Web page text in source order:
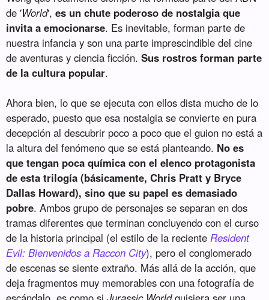
de 'World',es un chute poderoso de nostalgia que
invita a emocionarse. Es inevitable, forman parte de
nuestra infancia y son una parte imprescindible del cine
de aventuras y ciencia ficción.Sus rostros forman parte
de la cultura popular.
Ahora bien, lo que se ejecuta con ellos dista mucho de lo
esperado, puesto que esa nostalgia se convierte en pura
decepción al descubrir poco a poco que el guion no está a
la altura del fenómeno que se está planteando. No es
que tengan poca química con el elenco protagonista
de esta trilogía (básicamente, Chris Pratt y Bryce
Dallas Howard), sino que su papel es demasiado
pobre. Ambos grupo de personajes se separan en dos
tramas diferentes que terminan concluyendo con el curso
de la historia principal (el estilo de la recienteResident
Evil: Bienvenidos a Raccon City), pero el conglomerado
de escenas se siente extraño. Más allá de la acción, que
deja fragmentos muy memorables con una fotografía de